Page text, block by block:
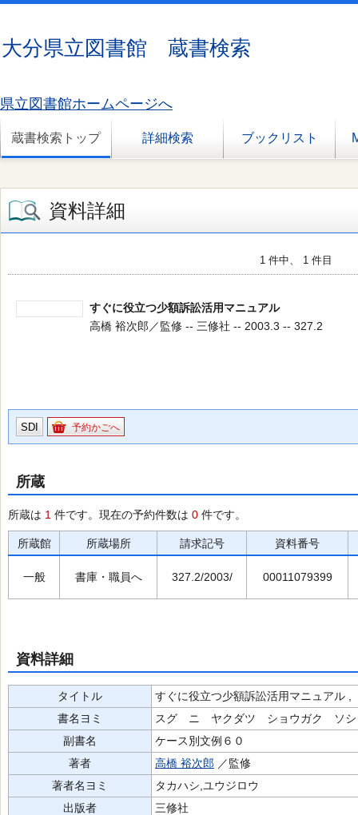
大分県立図書館 蔵書検索
県立図書館ホームページへ
蔵書検索トップ 詳細検索 ブックリスト
資料詳細
1 件中、 1 件目
すぐに役立つ少額訴訟活用マニュアル
高橋 裕次郎／監修 -- 三修社 -- 2003.3 -- 327.2
SDI 予約かごへ
所蔵
所蔵は 1 件です。現在の予約件数は 0 件です。
所蔵館 所蔵場所 請求記号 資料番号
一般 書庫・職員へ 327.2/2003/ 00011079399
資料詳細
タイトル
すぐに役立つ少額訴訟活用マニュアル ,
書名ヨミ
スグ ニ ヤクダツ ショウガク ソシ
副書名
ケース別文例６０
著者
高橋 裕次郎 ／監修
著者名ヨミ
タカハシ,ユウジロウ
出版者
三修社